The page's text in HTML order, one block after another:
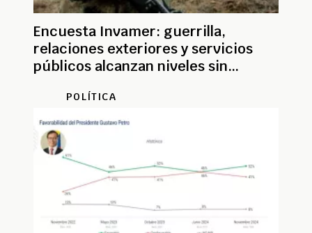
Encuesta Invamer: guerrilla,
relaciones exteriores y servicios
públicos alcanzan niveles sin
POLÍTICA